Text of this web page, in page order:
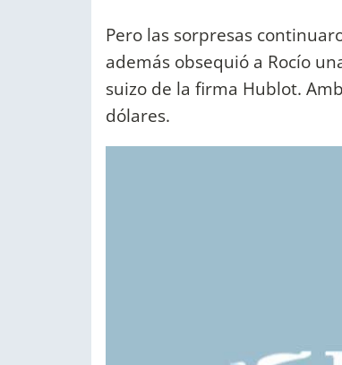
Pero las sorpresas
además obsequió a Rocío
suizo de la firma Hublot.
dólares.